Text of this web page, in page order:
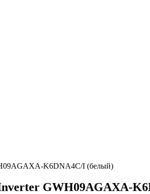
K6DNA4C/I (белый)
GWH09AGAXA-